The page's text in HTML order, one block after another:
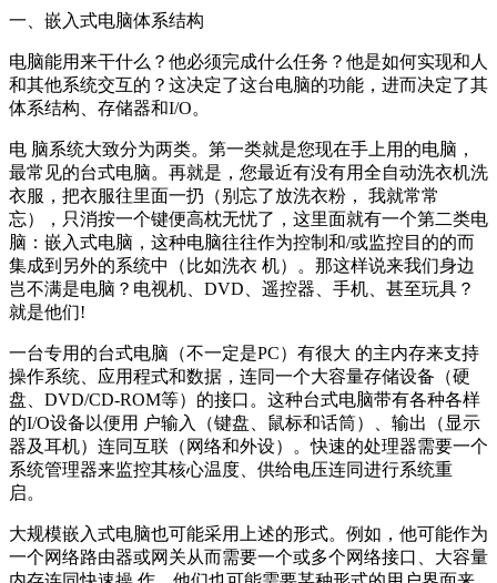
一、嵌入式电脑体系结构
电脑能用来干什么？他必须完成什么任务？他是如何实现和人
和其他系统交互的？这决定了这台电脑的功能，进而决定了其
体系结构、存储器和I/O。
电 脑系统大致分为两类。第一类就是您现在手上用的电脑，
最常见的台式电脑。再就是，您最近有没有用全自动洗衣机洗
衣服，把衣服往里面一扔（别忘了放洗衣粉， 我就常常
忘），只消按一个键便高枕无忧了，这里面就有一个第二类电
脑：嵌入式电脑，这种电脑往往作为控制和/或监控目的的而
集成到另外的系统中（比如洗衣 机）。那这样说来我们身边
岂不满是电脑？电视机、DVD、遥控器、手机、甚至玩具？
就是他们!
一台专用的台式电脑（不一定是PC）有很大 的主内存来支持
操作系统、应用程式和数据，连同一个大容量存储设备（硬
盘、DVD/CD-ROM等）的接口。这种台式电脑带有各种各样
的I/O设备以便用 户输入（键盘、鼠标和话筒）、输出（显示
器及耳机）连同互联（网络和外设）。快速的处理器需要一个
系统管理器来监控其核心温度、供给电压连同进行系统重
启。
大规模嵌入式电脑也可能采用上述的形式。例如，他可能作为
一个网络路由器或网关从而需要一个或多个网络接口、大容量